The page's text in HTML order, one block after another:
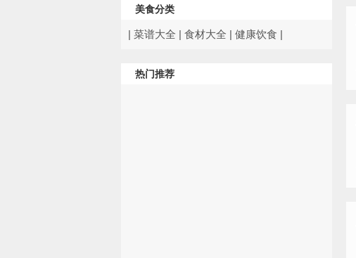
美食分类
| 菜谱大全 | 食材大全 | 健康饮食 |
热门推荐